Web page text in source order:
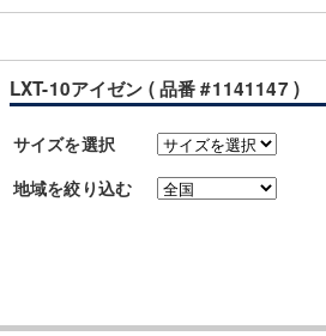
LXT-10アイゼン ( 品番 #1141147 )
サイズを選択
地域を絞り込む